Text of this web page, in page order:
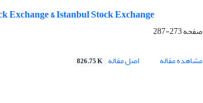
Exchange & Istanbul Stock Exchange
صفحه273-287
مشاهده مقاله
اصل مقاله 826.75 K